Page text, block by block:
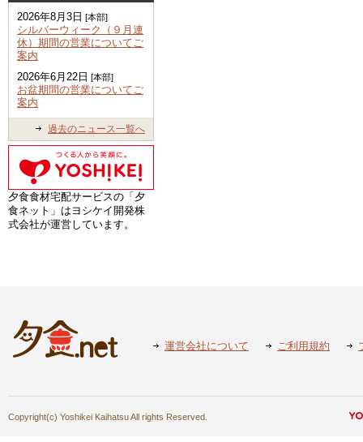
2026年8月3日 [本部]
シルバーウィーク（９月連
休）期間の営業についてご
案内
2026年6月22日 [本部]
お盆期間の営業についてご
案内
過去のニュース一覧へ
夕食食材宅配サービスの「夕
食ネット」はヨシケイ開発株
式会社が運営しています。
運営会社について ご利用規約
Copyright(c) Yoshikei Kaihatsu All rights Reserved.